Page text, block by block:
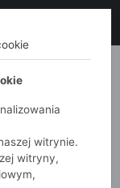
witrynie.
witryny,